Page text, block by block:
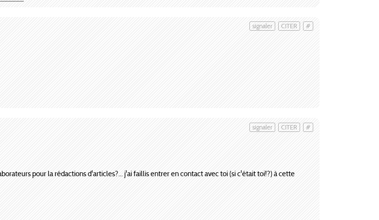
#
CITER
signaler
#
CITER
signaler
pour la rédactions d'articles?... j'ai faillis entrer en contact avec toi (si c'était toi!?) à cette